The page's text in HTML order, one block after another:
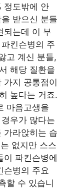
정도밖에 안
받으신 분들
되는데 이 부
킨슨병의 주
고 계신 분들,
해당 질환을
가지 공통점이
높다는 거죠.
마음고생을
우가 많다는
가라앉히는 습
없지만 스스
이 파킨슨병에
슨병의 주요
할 수 있습니